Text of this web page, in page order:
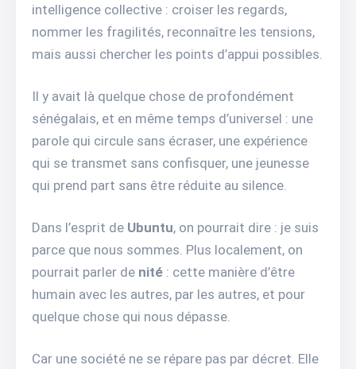
intelligence collective : croiser les regards,
nommer les fragilités, reconnaître les tensions,
mais aussi chercher les points d’appui possibles.
Il y avait là quelque chose de profondément
sénégalais, et en même temps d’universel : une
parole qui circule sans écraser, une expérience
qui se transmet sans confisquer, une jeunesse
qui prend part sans être réduite au silence.
Dans l’esprit de Ubuntu, on pourrait dire : je suis
parce que nous sommes. Plus localement, on
pourrait parler de nité : cette manière d’être
humain avec les autres, par les autres, et pour
quelque chose qui nous dépasse.
Car une société ne se répare pas par décret. Elle